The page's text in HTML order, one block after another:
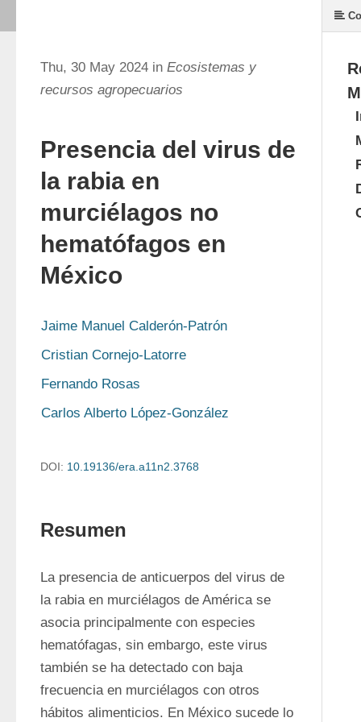
Thu, 30 May 2024 in Ecosistemas y
recursos agropecuarios
Presencia del virus de
la rabia en
murciélagos no
hematófagos en
México
Jaime Manuel Calderón-Patrón
Cristian Cornejo-Latorre
Fernando Rosas
Carlos Alberto López-González
DOI: 10.19136/era.a11n2.3768
Resumen
La presencia de anticuerpos del virus de
la rabia en murciélagos de América se
asocia principalmente con especies
hematófagas, sin embargo, este virus
también se ha detectado con baja
frecuencia en murciélagos con otros
hábitos alimenticios. En México sucede lo